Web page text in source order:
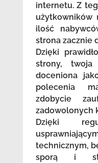
internetu. Z
użytkowników
ilość
strona zacznie
Dzięki
strony, twoja
doceniona
polecenia
zdobycie
zadowolonych
Dzięki
technicznym,
sporą i